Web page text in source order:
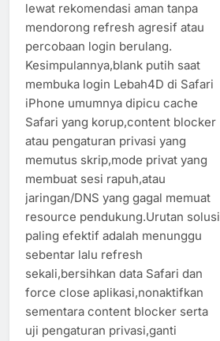
lewat rekomendasi aman tanpa
mendorong refresh agresif atau
percobaan login berulang.
Kesimpulannya,blank putih saat
membuka login Lebah4D di Safari
iPhone umumnya dipicu cache
Safari yang korup,content blocker
atau pengaturan privasi yang
memutus skrip,mode privat yang
membuat sesi rapuh,atau
jaringan/DNS yang gagal memuat
resource pendukung.Urutan solusi
paling efektif adalah menunggu
sebentar lalu refresh
sekali,bersihkan data Safari dan
force close aplikasi,nonaktifkan
sementara content blocker serta
uji pengaturan privasi,ganti